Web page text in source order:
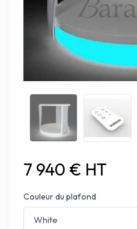
7 940 € HT
Couleur du plafond